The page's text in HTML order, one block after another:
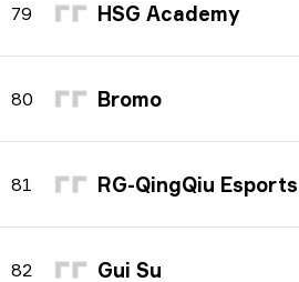
79 HSG Academy
80 Bromo
81 RG-QingQiu Esports
82 Gui Su